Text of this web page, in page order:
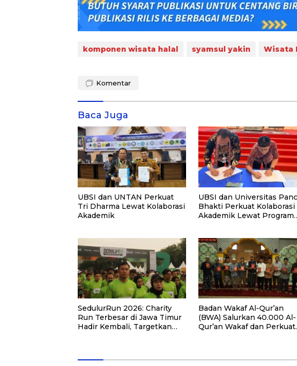
komponen wisata halal syamsul yakin Wisata
Komentar
Baca Juga
UBSI dan UNTAN Perkuat
Tri Dharma Lewat Kolaborasi
Akademik
UBSI dan Universitas
Bhakti Perkuat Kolaborasi
Akademik Lewat Program
SedulurRun 2026: Charity
Run Terbesar di Jawa Timur
Hadir Kembali, Targetkan
Badan Wakaf Al-Qur’an
(BWA) Salurkan 40.000 Al-
Qur’an Wakaf dan Perkuat